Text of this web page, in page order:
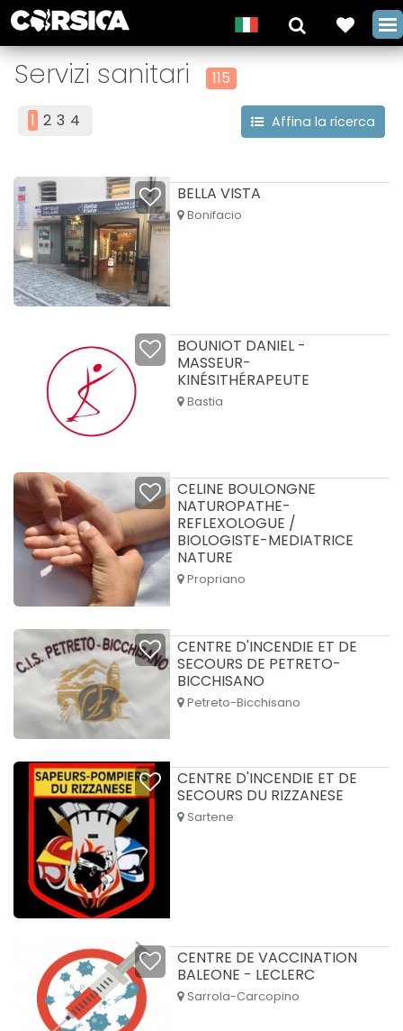
Servizi sanitari 115
1 2 3 4 Affina la ricerca
BELLA VISTA
Bonifacio
BOUNIOT DANIEL -
MASSEUR-
KINÉSITHÉRAPEUTE
Bastia
CELINE BOULONGNE
NATUROPATHE-
REFLEXOLOGUE /
BIOLOGISTE-MEDIATRICE
NATURE
Propriano
CENTRE D'INCENDIE ET DE
SECOURS DE PETRETO-
BICCHISANO
Petreto-Bicchisano
CENTRE D'INCENDIE ET DE
SECOURS DU RIZZANESE
Sartene
CENTRE DE VACCINATION
BALEONE - LECLERC
Sarrola-Carcopino